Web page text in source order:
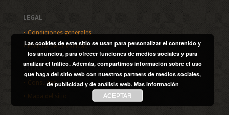
LEGAL
Condiciones generales
Política de privacidad
SITIO
Consultas
Mapa del sitio
Las cookies de este sitio se usan para personalizar el contenido y
los anuncios, para ofrecer funciones de medios sociales y para
analizar el tráfico. Además, compartimos información sobre el uso
que haga del sitio web con nuestros partners de medios sociales,
de publicidad y de análisis web. Mas información
ACEPTAR